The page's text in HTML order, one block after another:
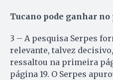
Tucano pode ganhar
3 – A pesquisa Serpes
relevante, talvez
ressaltou na primeira
página 19. O Serpes